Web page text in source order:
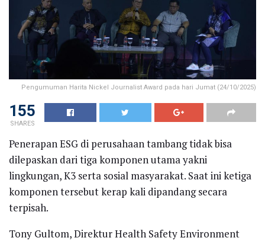
Pengumuman Harita Nickel Journalist Award pada hari Jumat (24/10/2025)
155
SHARES
Penerapan ESG di perusahaan tambang tidak bisa
dilepaskan dari tiga komponen utama yakni
lingkungan, K3 serta sosial masyarakat. Saat ini ketiga
komponen tersebut kerap kali dipandang secara
terpisah.
Tony Gultom, Direktur Health Safety Environment